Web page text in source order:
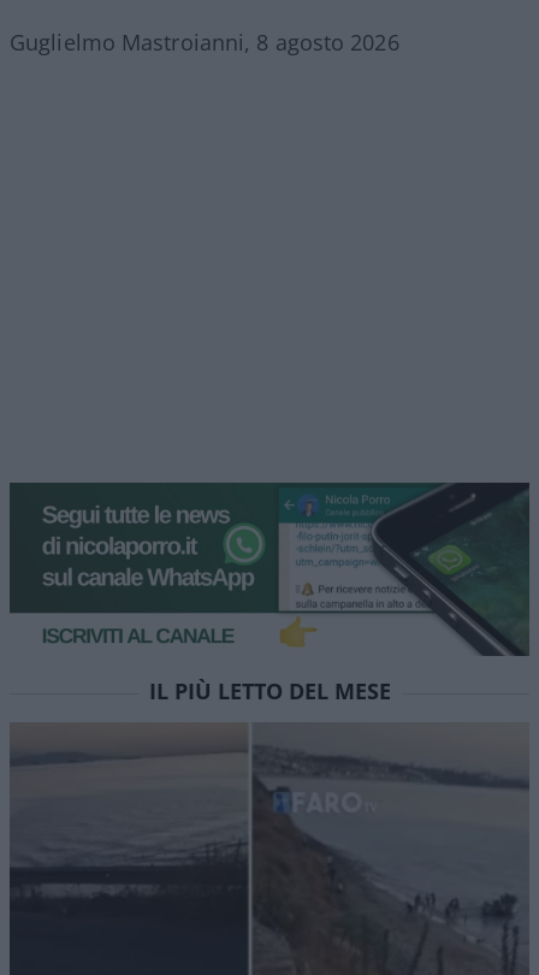
Guglielmo Mastroianni, 8 agosto 2026
IL PIÙ LETTO DEL MESE